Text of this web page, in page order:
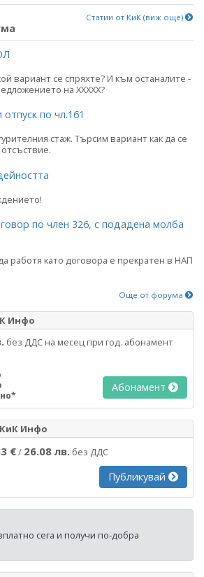
Статии от КиК (виж още)
вариант се спряхте? И към останалите -
на ХХХХХ?
по чл.161
стаж. Търсим вариант как да се
по член 326, с подадена молба
работя като договора е прекратен в НАП
Още от форума
Инфо
без ДДС на месец при год. абонамент
Абонамент
Инфо
€/ 26.08 лв. без ДДС
Публикувай
сега и получи по-добра